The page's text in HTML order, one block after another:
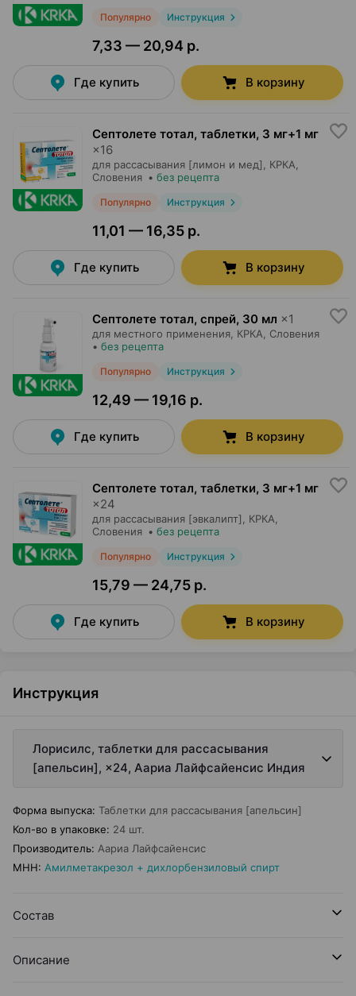
Популярно Инструкция
7,33 — 20,94 р.
Где купить В корзину
Септолете тотал, таблетки, 3 мг+1 мг
×16
для рассасывания [лимон и мед], КРКА
Словения • без рецепта
Популярно Инструкция
11,01 — 16,35 р.
Где купить В корзину
Септолете тотал, спрей, 30 мл ×1
для местного применения, КРКА , Словения
• без рецепта
Популярно Инструкция
12,49 — 19,16 р.
Где купить В корзину
Септолете тотал, таблетки, 3 мг+1 мг
×24
для рассасывания [эвкалипт], КРКА
Словения • без рецепта
Популярно Инструкция
15,79 — 24,75 р.
Где купить В корзину
Инструкция
Лорисилс, таблетки для рассасывания
[апельсин], ×24, Аариа Лайфсайенсис Индия
Форма выпуска: Таблетки для рассасывания [апельсин]
Кол-во в упаковке: 24 шт.
Производитель: Аариа Лайфсайенсис
МНН: Амилметакрезол + дихлорбензиловый спирт
Состав
Описание